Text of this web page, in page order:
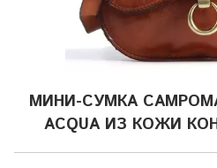
МИНИ-СУМКА
ACQUA ИЗ КОЖИ